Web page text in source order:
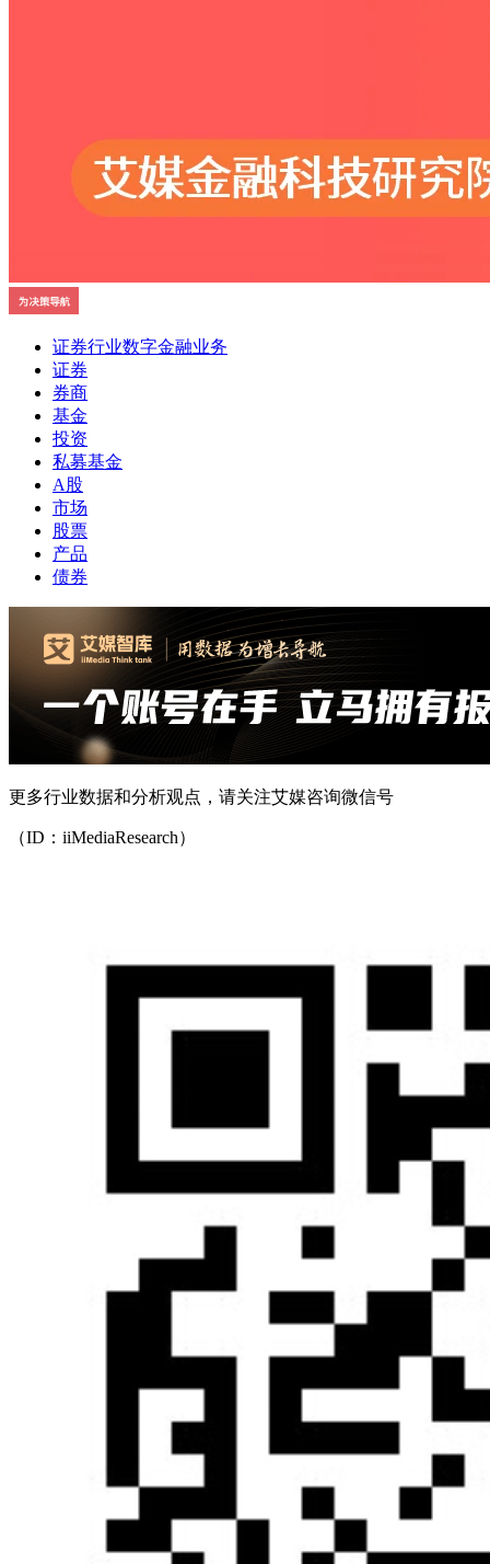
证券行业数字金融业务
证券
券商
基金
投资
私募基金
A股
市场
股票
产品
债券
更多行业数据和分析观点，请关注艾媒咨询微信号
（ID：iiMediaResearch）